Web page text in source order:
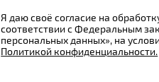
Я даю своё согласие на
соответствии с Федеральным
персональных данных», на
Политикой конфиденциальности.